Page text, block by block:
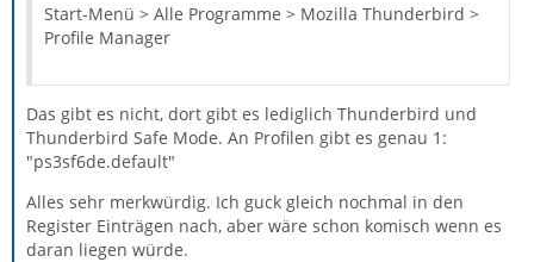
Start-Menü > Alle Programme > Mozilla Thunderbird >
Profile Manager
Das gibt es nicht, dort gibt es lediglich Thunderbird und
Thunderbird Safe Mode. An Profilen gibt es genau 1:
"ps3sf6de.default"
Alles sehr merkwürdig. Ich guck gleich nochmal in den
Register Einträgen nach, aber wäre schon komisch wenn es
daran liegen würde.